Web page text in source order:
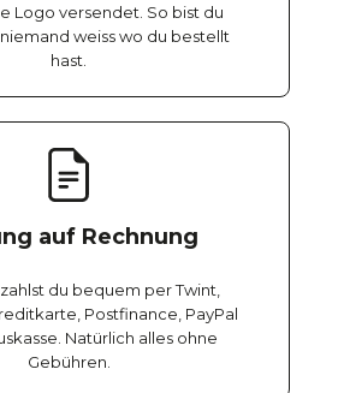
Logo versendet. So bist du
weiss wo du bestellt
hast.
auf Rechnung
du bequem per Twint,
Postfinance, PayPal
Natürlich alles ohne
Gebühren.